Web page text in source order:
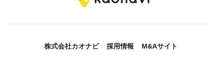
株式会社カオナビ 採用情報 M&Aサイト